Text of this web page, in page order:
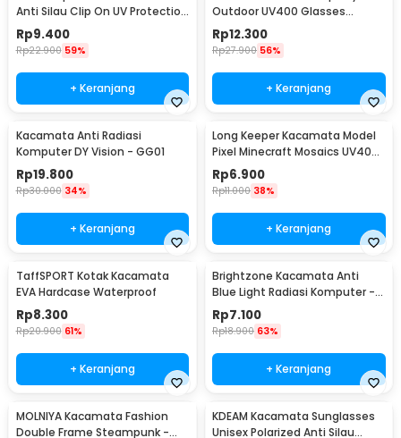
Anti Silau Clip On UV Protection
Uniseks - Y16211
Rp9.400
Rp22.900 59%
+ Keranjang
Outdoor UV400 Glasses
Silicone Frame - 9837
Rp12.300
Rp27.900 56%
+ Keranjang
Kacamata Anti Radiasi
Komputer DY Vision - GG01
Rp19.800
Rp30.000 34%
+ Keranjang
Long Keeper Kacamata Model
Pixel Minecraft Mosaics UV400
- 088
Rp6.900
Rp11.000 38%
+ Keranjang
TaffSPORT Kotak Kacamata
EVA Hardcase Waterproof
Rp8.300
Rp20.900 61%
+ Keranjang
Brightzone Kacamata Anti
Blue Light Radiasi Komputer -
E27
Rp7.100
Rp18.900 63%
+ Keranjang
MOLNIYA Kacamata Fashion
Double Frame Steampunk -
KDEAM Kacamata Sunglasses
Unisex Polarized Anti Silau